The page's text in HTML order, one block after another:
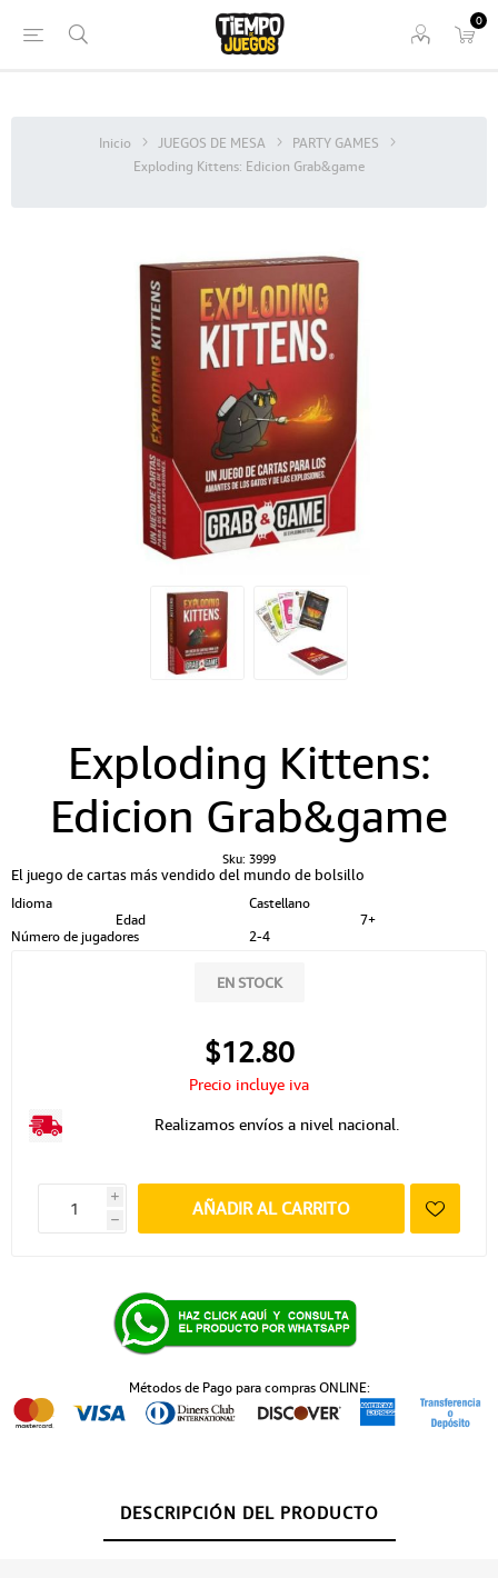
0
Inicio JUEGOS DE MESA
PARTY GAMES
Exploding Kittens: Edicion Grab&game
Exploding Kittens:
Edicion Grab&game
Sku: 3999
El juego de cartas más vendido del mundo de bolsillo
Idioma
Castellano
Edad
7+
Número de jugadores
2-4
EN STOCK
$12.80
Precio incluye iva
Realizamos envíos a nivel nacional.
i
h
AÑADIR AL CARRITO
Métodos de Pago para compras ONLINE:
DESCRIPCIÓN DEL PRODUCTO